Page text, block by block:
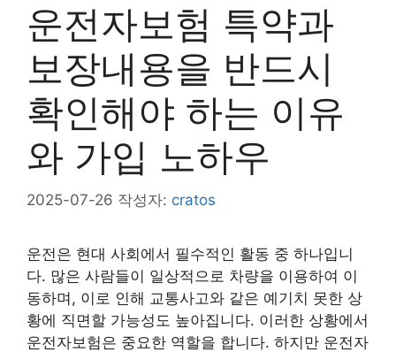
운전자보험 특약과
보장내용을 반드시
확인해야 하는 이유
와 가입 노하우
2025-07-26 작성자: cratos
운전은 현대 사회에서 필수적인 활동 중 하나입니
다. 많은 사람들이 일상적으로 차량을 이용하여 이
동하며, 이로 인해 교통사고와 같은 예기치 못한 상
황에 직면할 가능성도 높아집니다. 이러한 상황에서
운전자보험은 중요한 역할을 합니다. 하지만 운전자